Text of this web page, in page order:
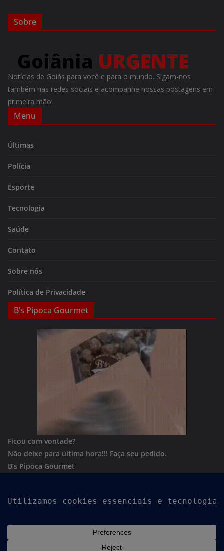
Sobre
Notícias de Goiás para você e para o mundo. Sigam-nos
também nas redes sociais e acompanhe nossas postagens em
primeira mão.
Menu
Últimas
Polícia
Esporte
Tecnologia
Saúde
Contato
Sobre nós
Política de Privacidade
B’s Pipoca Gourmet
Ficou com vontade?
Não deixe para última hora!!! Faça seu pedido.
B’s Pipoca Gourmet